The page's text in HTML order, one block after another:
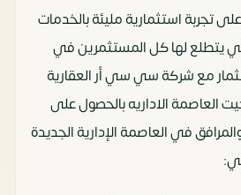
تجربة استثمارية مليئة بالخدمات
يتطلع لها كل المستثمرين في
مع شركة سي سي أر العقارية
العاصمة الاداريه بالحصول على
في العاصمة الإدارية الجديدة